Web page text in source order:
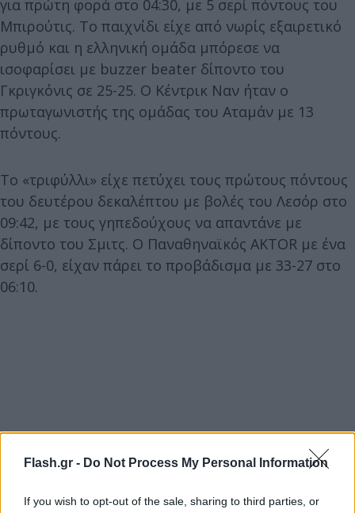
Flash.gr - Do Not Process My Personal Information
If you wish to opt-out of the sale, sharing to third parties, or
για πρώτη φορά στο 04:30, με 5 σερί πόντους του
Μπιρούτις. Το παιχνίδι είχε από νωρίς εξαιρετικό
ρυθμό και η ελληνική ομάδα μπόρεσε να
ισοφαρίσει με buzzer beater δίποντο του
Γκριγκόνις σε 25-25. Ο Κέντρικ Ναν ήταν ο
πρωταγωνιστής της ομάδας του Αταμάν με 13
πόντους.
Το «τριφύλλι» είχε πετύχει τους πρώτους πόντους
του δευτέρου δεκαλέπτου με βολές του Λεσόρ στο
09:42, με τους γηπεδούχους να απαντάνε με
δίποντο του Σμιτς. Ο Παναθηναϊκός AKTOR με ένα
σερί 6-0, είχαν πάρει το προβάδισμα με 33-27 στο
06:10.